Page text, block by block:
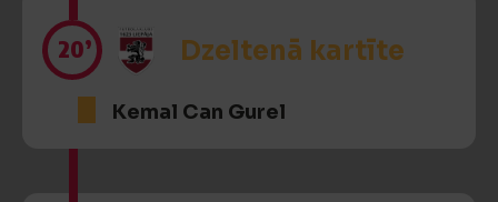
20’ Dzeltenā kartīte
Kemal Can Gurel